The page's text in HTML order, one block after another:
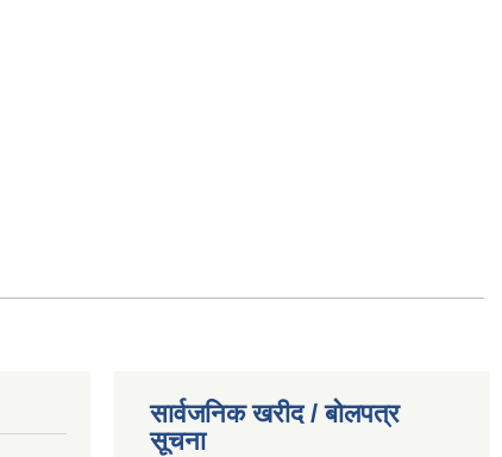
सार्वजनिक खरीद / बोलपत्र
सूचना